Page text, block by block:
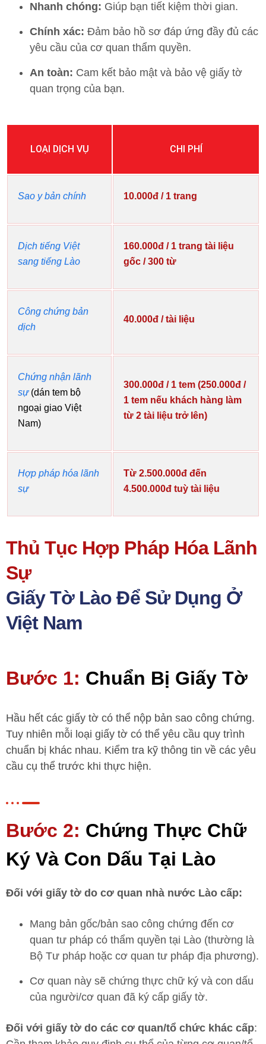
Nhanh chóng: Giúp bạn tiết kiệm thời gian.
Chính xác: Đảm bảo hồ sơ đáp ứng đầy đủ các
yêu cầu của cơ quan thẩm quyền.
An toàn: Cam kết bảo mật và bảo vệ giấy tờ
quan trọng của bạn.
LOẠI DỊCH VỤ CHI PHÍ
Sao y bản chính 10.000đ / 1 trang
Dịch tiếng Việt
sang tiếng Lào
160.000đ / 1 trang tài liệu
gốc / 300 từ
Công chứng bản
dịch
40.000đ / tài liệu
Chứng nhận lãnh
sự(dán tem bộ
ngoại giao Việt
Nam)
300.000đ / 1 tem (250.000đ /
1 tem nếu khách hàng làm
từ 2 tài liệu trở lên)
Hợp pháp hóa lãnh
sự
Từ 2.500.000đ đến
4.500.000đ tuỳ tài liệu
Thủ Tục Hợp Pháp Hóa Lãnh
Sự
Giấy Tờ Lào Để Sử Dụng Ở
Việt Nam
Bước 1: Chuẩn Bị Giấy Tờ
Hầu hết các giấy tờ có thể nộp bản sao công chứng.
Tuy nhiên mỗi loại giấy tờ có thể yêu cầu quy trình
chuẩn bị khác nhau. Kiểm tra kỹ thông tin về các yêu
cầu cụ thể trước khi thực hiện.
Bước 2: Chứng Thực Chữ
Ký Và Con Dấu Tại Lào
Đối với giấy tờ do cơ quan nhà nước Lào cấp:
Mang bản gốc/bản sao công chứng đến cơ
quan tư pháp có thẩm quyền tại Lào (thường là
Bộ Tư pháp hoặc cơ quan tư pháp địa phương).
Cơ quan này sẽ chứng thực chữ ký và con dấu
của người/cơ quan đã ký cấp giấy tờ.
Đối với giấy tờ do các cơ quan/tổ chức khác cấp: